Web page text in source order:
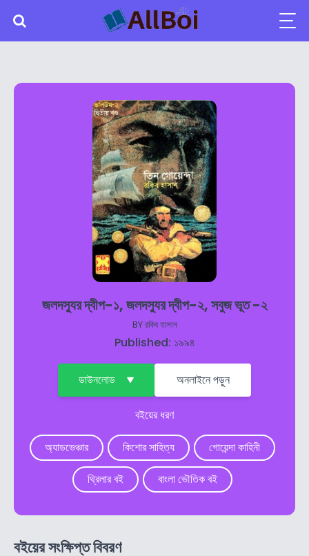
জলদস্যুর দ্বীপ-১, জলদস্যুর দ্বীপ-২, সবুজ ভূত -২
BYরকিব হাসান
Published: ১৯৯৪
ডাউনলোড অনলাইনে পড়ুন
বইয়ের ধরণ
অ্যাডভেঞ্চার কিশোর সাহিত্য
গোয়েন্দা কাহিনী
থ্রিলার বই
বাংলা ভৌতিক বই
বইয়ের সংক্ষিপ্ত বিবরণ